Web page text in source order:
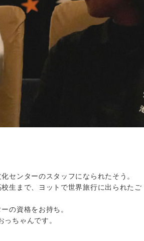
センターのスタッフになられたそう。
生まで、ヨットで世界旅行に出られたご
の資格をお持ち。
ちゃんです。